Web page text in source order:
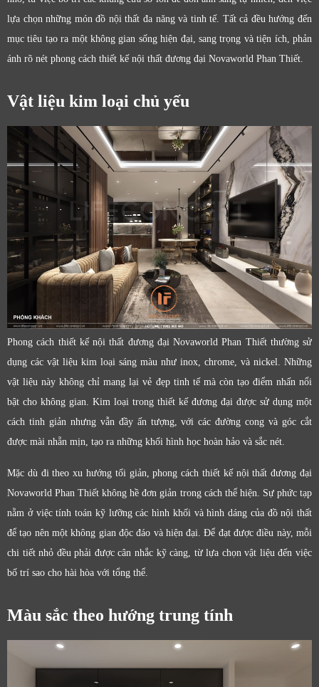
lựa chọn những món đồ nội thất đa năng và tinh tế. Tất cả đều hướng đến
mục tiêu tạo ra một không gian sống hiện đại, sang trọng và tiện ích, phản
ánh rõ nét phong cách thiết kế nội thất đương đại Novaworld Phan Thiết.
Vật liệu kim loại chủ yếu
Phong cách thiết kế nội thất đương đại Novaworld Phan Thiết thường sử
dụng các vật liệu kim loại sáng màu như inox, chrome, và nickel. Những
vật liệu này không chỉ mang lại vẻ đẹp tinh tế mà còn tạo điểm nhấn nổi
bật cho không gian. Kim loại trong thiết kế đương đại được sử dụng một
cách tinh giản nhưng vẫn đầy ấn tượng, với các đường cong và góc cắt
được mài nhẵn mịn, tạo ra những khối hình học hoàn hảo và sắc nét.
Mặc dù đi theo xu hướng tối giản, phong cách thiết kế nội thất đương đại
Novaworld Phan Thiết không hề đơn giản trong cách thể hiện. Sự phức tạp
nằm ở việc tính toán kỹ lưỡng các hình khối và hình dáng của đồ nội thất
để tạo nên một không gian độc đáo và hiện đại. Để đạt được điều này, mỗi
chi tiết nhỏ đều phải được cân nhắc kỹ càng, từ lựa chọn vật liệu đến việc
bố trí sao cho hài hòa với tổng thể.
Màu sắc theo hướng trung tính